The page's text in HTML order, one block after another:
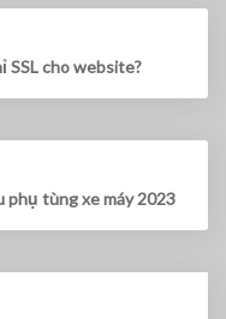
SSL cho website?
phụ tùng xe máy 2023